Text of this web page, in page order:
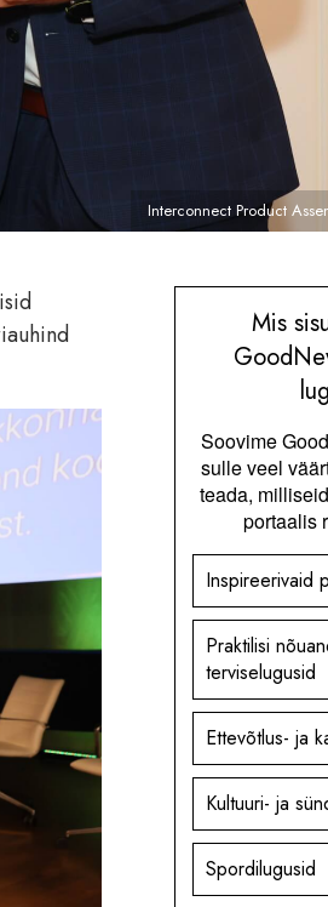
Interconnect Product
Mis
Soovime
sulle veel
teada,
portaalis
Inspireerivaid
Praktilisi
terviselugusid
Ettevõtlus- ja
Kultuuri- ja
Spordilugusid